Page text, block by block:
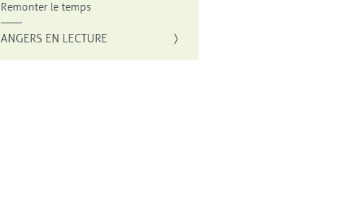
Remonter le temps
ANGERS EN LECTURE